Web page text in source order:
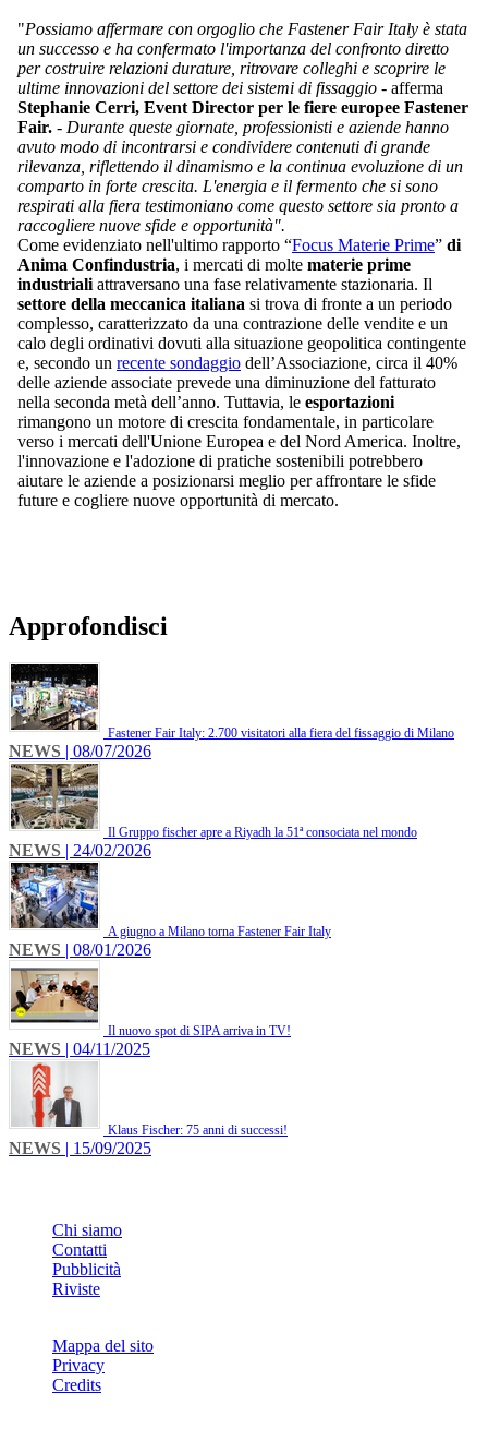
"Possiamo affermare con orgoglio che Fastener Fair Italy è stata
un successo e ha confermato l'importanza del confronto diretto
per costruire relazioni durature, ritrovare colleghi e scoprire le
ultime innovazioni del settore dei sistemi di fissaggio - afferma
Stephanie Cerri, Event Director per le fiere europee Fastener
Fair. - Durante queste giornate, professionisti e aziende hanno
avuto modo di incontrarsi e condividere contenuti di grande
rilevanza, riflettendo il dinamismo e la continua evoluzione di un
comparto in forte crescita. L'energia e il fermento che si sono
respirati alla fiera testimoniano come questo settore sia pronto a
raccogliere nuove sfide e opportunità".
Come evidenziato nell'ultimo rapporto “Focus Materie Prime” di
Anima Confindustria, i mercati di molte materie prime
industriali attraversano una fase relativamente stazionaria. Il
settore della meccanica italiana si trova di fronte a un periodo
complesso, caratterizzato da una contrazione delle vendite e un
calo degli ordinativi dovuti alla situazione geopolitica contingente
e, secondo un recente sondaggio dell’Associazione, circa il 40%
delle aziende associate prevede una diminuzione del fatturato
nella seconda metà dell’anno. Tuttavia, le esportazioni
rimangono un motore di crescita fondamentale, in particolare
verso i mercati dell'Unione Europea e del Nord America. Inoltre,
l'innovazione e l'adozione di pratiche sostenibili potrebbero
aiutare le aziende a posizionarsi meglio per affrontare le sfide
future e cogliere nuove opportunità di mercato.
Approfondisci
Fastener Fair Italy: 2.700 visitatori alla fiera del fissaggio di Milano
NEWS | 08/07/2026
Il Gruppo fischer apre a Riyadh la 51ª consociata nel mondo
NEWS | 24/02/2026
A giugno a Milano torna Fastener Fair Italy
NEWS | 08/01/2026
Il nuovo spot di SIPA arriva in TV!
NEWS | 04/11/2025
Klaus Fischer: 75 anni di successi!
NEWS | 15/09/2025
Chi siamo
Contatti
Pubblicità
Riviste
Mappa del sito
Privacy
Credits